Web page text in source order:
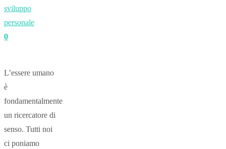
sviluppo
personale
0
L’essere umano
è
fondamentalmente
un ricercatore di
senso. Tutti noi
ci poniamo